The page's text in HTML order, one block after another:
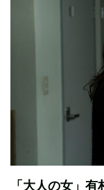
「大人の女」